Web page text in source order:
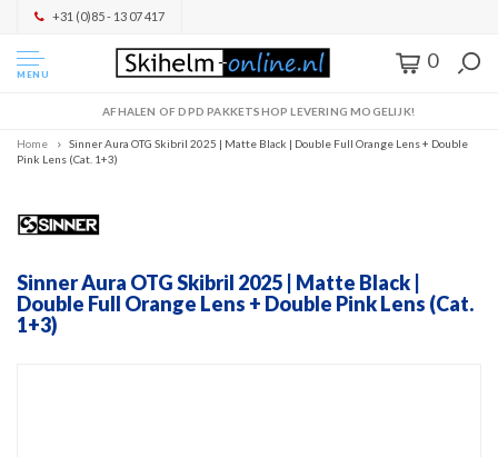
+31 (0)85 - 13 07 417
MENU
0
AFHALEN OF DPD PAKKETSHOP LEVERING MOGELIJK!
Home
Sinner Aura OTG Skibril 2025 | Matte Black | Double Full Orange Lens + Double
Pink Lens (Cat. 1+3)
Sinner Aura OTG Skibril 2025 | Matte Black |
Double Full Orange Lens + Double Pink Lens (Cat.
1+3)